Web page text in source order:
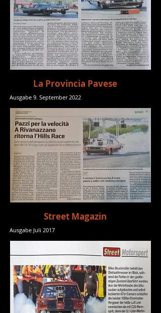
La Provincia Pavese
Ausgabe 9. September 2022
Street Magazin
Ausgabe Juli 2017